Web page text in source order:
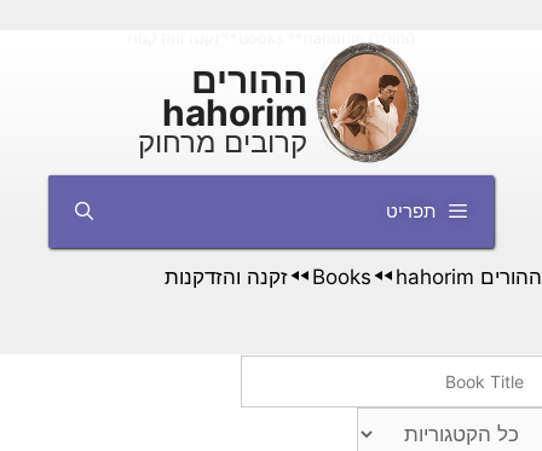
ההורים
hahorim
קרובים מרחוק
תפריט
ההורים hahorim ◄◄
Books
◄◄ זקנה והזדקנות